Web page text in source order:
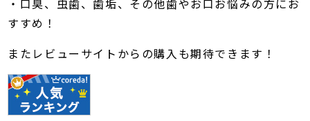
・口臭、虫歯、歯垢、その他歯やお口お悩みの方にお
すすめ！
またレビューサイトからの購入も期待できます！